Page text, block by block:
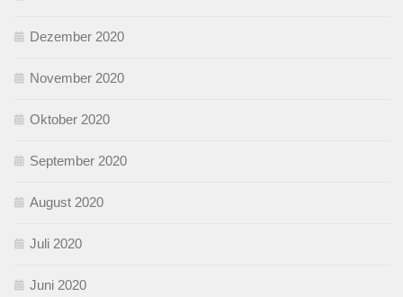
Dezember 2020
November 2020
Oktober 2020
September 2020
August 2020
Juli 2020
Juni 2020